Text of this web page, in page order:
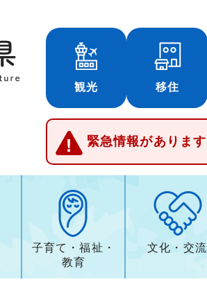
観光 移住
緊急情報があります
子育て・福祉・
教育
文化・交流